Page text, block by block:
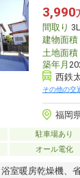
、構造上主要な
いてお引渡しよ
・新品の
3,990
間取り
建物面積
土地面積
築年月
西鉄
その他の交
福岡
駐車場あり
オール電化
室暖房乾燥機、